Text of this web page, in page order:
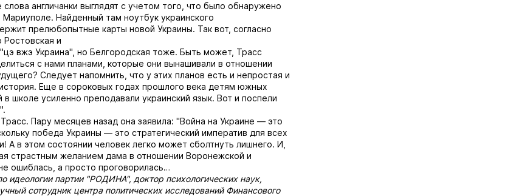
англичанки выглядят с учетом того, что было обнаружено
Найденный там ноутбук украинского
прелюбопытные карты новой Украины. Так вот, согласно
Ростовская и
вжэ Украина", но Белгородская тоже. Быть может, Трасс
с нами планами, которые они вынашивали в отношении
Следует напомнить, что у этих планов есть и непростая и
Еще в сороковых годах прошлого века детям южных
в школе усиленно преподавали украинский язык. Вот и поспели
Пару месяцев назад она заявила: "Война на Украине — это
победа Украины — это стратегический императив для всех
А в этом состоянии человек легко может сболтнуть лишнего. И,
страстным желанием дама в отношении Воронежской и
ошиблась, а просто проговорилась…
идеологии партии "РОДИНА", доктор психологических наук,
сотрудник центра политических исследований Финансового